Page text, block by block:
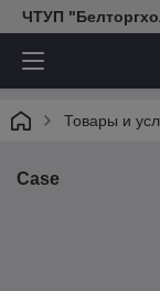
ЧТУП
Товары и
Case